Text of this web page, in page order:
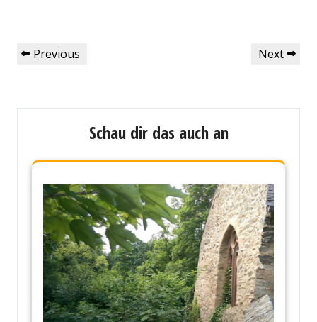
Beitragsnavigation
Previous
Previous
Next
Next
Schau dir das auch an